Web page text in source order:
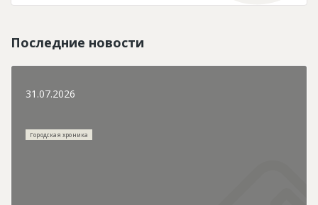
Последние новости
31.07.2026
Городская хроника